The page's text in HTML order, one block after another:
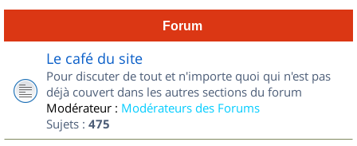
Forum
Le café du site
Pour discuter de tout et n'importe quoi qui n'est pas
déjà couvert dans les autres sections du forum
Modérateur : Modérateurs des Forums
Sujets : 475